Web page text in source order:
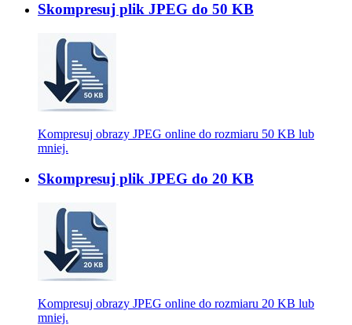
Skompresuj plik JPEG do 50 KB
Kompresuj obrazy JPEG online do rozmiaru 50 KB lub
mniej.
Skompresuj plik JPEG do 20 KB
Kompresuj obrazy JPEG online do rozmiaru 20 KB lub
mniej.